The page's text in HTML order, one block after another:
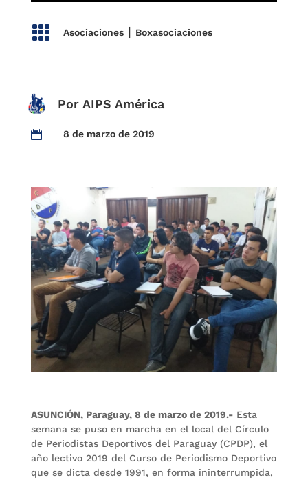
 Asociaciones| Boxasociaciones
Por AIPS América
 8 de marzo de 2019
ASUNCIÓN, Paraguay, 8 de marzo de 2019.-Esta
semana se puso en marcha en el local del Círculo
de Periodistas Deportivos del Paraguay (CPDP), el
año lectivo 2019 del Curso de Periodismo Deportivo
que se dicta desde 1991, en forma ininterrumpida,